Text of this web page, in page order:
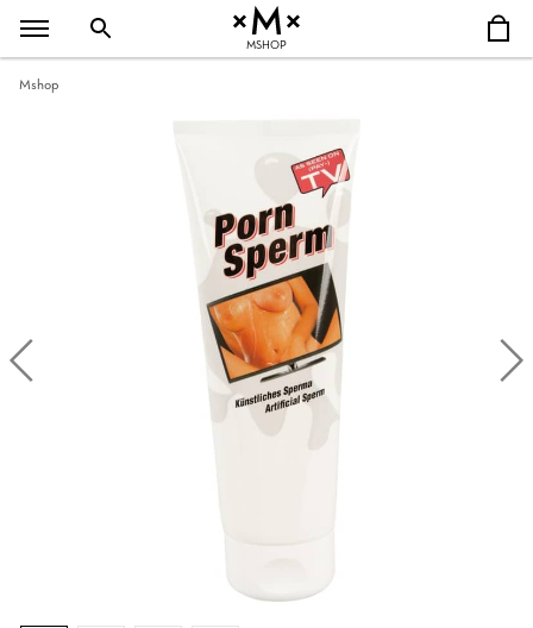
MSHOP
Mshop